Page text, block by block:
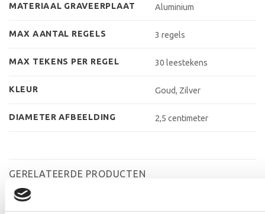
MATERIAAL GRAVEERPLAAT Aluminium
MAX AANTAL REGELS 3 regels
MAX TEKENS PER REGEL 30 leestekens
KLEUR Goud, Zilver
DIAMETER AFBEELDING 2,5 centimeter
GERELATEERDE PRODUCTEN